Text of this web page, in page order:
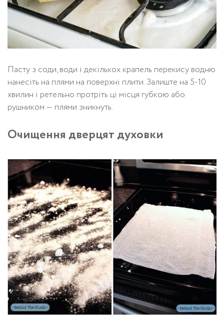
Пасту з соди, води і декількох крапель перекису водню
нанесіть на плями на поверхні плити. Залиште на 5-10
хвилин і ретельно протріть ці місця губкою або
рушником — плями зникнуть.
Очищення дверцят духовки